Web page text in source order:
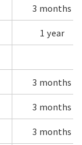
3 months
1 year
3 months
3 months
3 months